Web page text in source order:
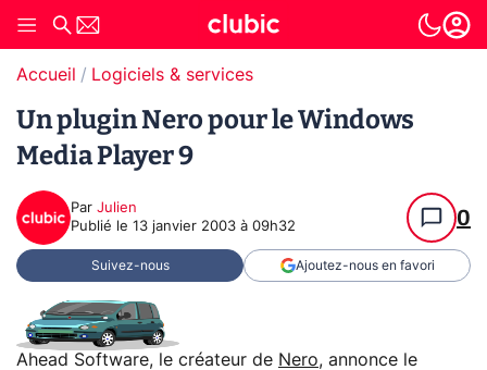
Accueil Logiciels & services
Un plugin Nero pour le Windows
Media Player 9
Par Julien
Publié le 13 janvier 2003 à 09h32 0
Suivez-nous Ajoutez-nous en favori
Ahead Software, le créateur de Nero, annonce le